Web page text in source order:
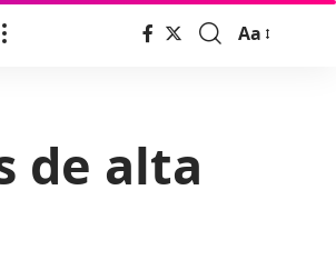
Font
Aa
de alta